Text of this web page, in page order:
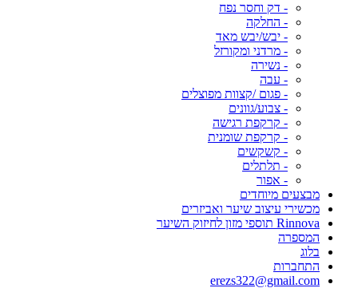
- דק וחסר נפח
- החלקה
- יבש/יבש מאד
- מרדני ומקורזל
- נשירה
- עבה
- פגום /קצוות מפוצלים
- צבוע/גוונים
- קרקפת רגישה
- קרקפת שומנית
- קשקשים
- תלתלים
- אפור
מבצעים מיוחדים
מכשירי עיצוב שיער ואביזרים
Rinnova תוספי מזון לחיזוק השיער
המספרה
בלוג
התחברות
erezs322@gmail.com